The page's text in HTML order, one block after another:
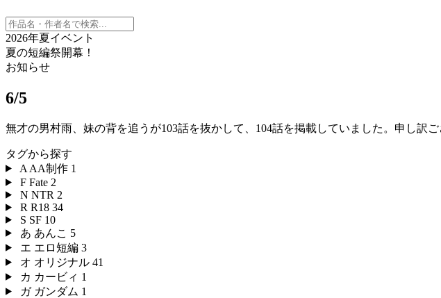
2026年夏イベント
夏の短編祭開幕！
お知らせ
6/5
無才の男村雨、妹の背を追うが103話を抜かして、104話を掲載していました。申し訳
タグから探す
A AA制作 1
F Fate 2
N NTR 2
R R18 34
S SF 10
あ あんこ 5
エ エロ短編 3
オ オリジナル 41
カ カービィ 1
ガ ガンダム 1